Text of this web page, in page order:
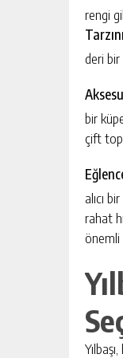
rengi
deri
bir
çift
alıcı
rahat
önemli